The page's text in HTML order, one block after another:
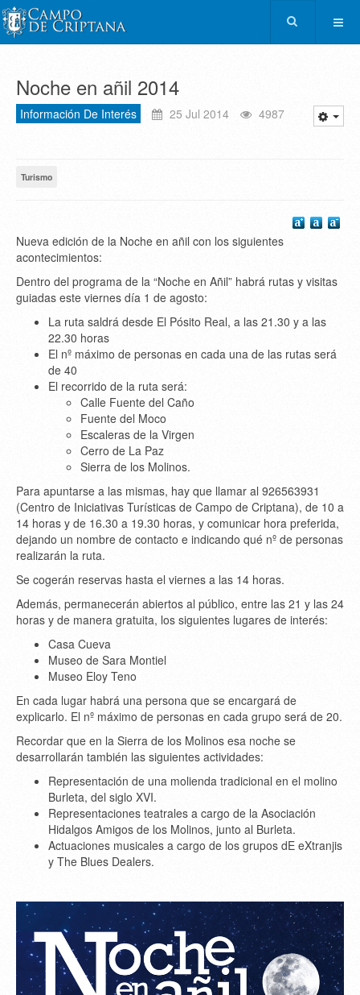
Noche en añil 2014
Información De Interés 25 Jul 2014 4987
Turismo
Nueva edición de la Noche en añil con los siguientes
acontecimientos:
Dentro del programa de la “Noche en Añil” habrá rutas y visitas
guiadas este viernes día 1 de agosto:
La ruta saldrá desde El Pósito Real, a las 21.30 y a las
22.30 horas
El nº máximo de personas en cada una de las rutas será
de 40
El recorrido de la ruta será:
Calle Fuente del Caño
Fuente del Moco
Escaleras de la Virgen
Cerro de La Paz
Sierra de los Molinos.
Para apuntarse a las mismas, hay que llamar al 926563931
(Centro de Iniciativas Turísticas de Campo de Criptana), de 10 a
14 horas y de 16.30 a 19.30 horas, y comunicar hora preferida,
dejando un nombre de contacto e indicando qué nº de personas
realizarán la ruta.
Se cogerán reservas hasta el viernes a las 14 horas.
Además, permanecerán abiertos al público, entre las 21 y las 24
horas y de manera gratuita, los siguientes lugares de interés:
Casa Cueva
Museo de Sara Montiel
Museo Eloy Teno
En cada lugar habrá una persona que se encargará de
explicarlo. El nº máximo de personas en cada grupo será de 20.
Recordar que en la Sierra de los Molinos esa noche se
desarrollarán también las siguientes actividades:
Representación de una molienda tradicional en el molino
Burleta, del siglo XVI.
Representaciones teatrales a cargo de la Asociación
Hidalgos Amigos de los Molinos, junto al Burleta.
Actuaciones musicales a cargo de los grupos dE eXtranjis
y The Blues Dealers.